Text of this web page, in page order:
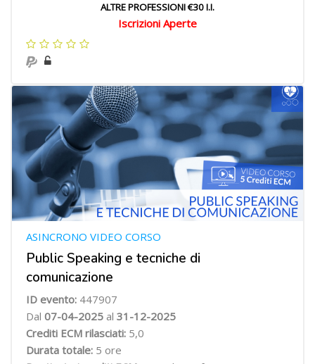
ALTRE PROFESSIONI €30 I.I.
Iscrizioni Aperte
Public Speaking e tecniche di
comunicazione
ASINCRONO VIDEO CORSO
ID evento: 447907
Dal 07-04-2025 al 31-12-2025
Crediti ECM rilasciati: 5,0
Durata totale: 5 ore